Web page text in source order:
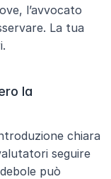
l’avvocato
La tua
la
chiara
seguire
può